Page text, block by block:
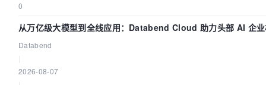
0
从万亿级大模型到全线应用：Databend Cloud 助力头部 AI 企
道
Databend
2026-08-07